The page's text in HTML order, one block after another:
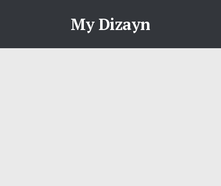
My Dizayn